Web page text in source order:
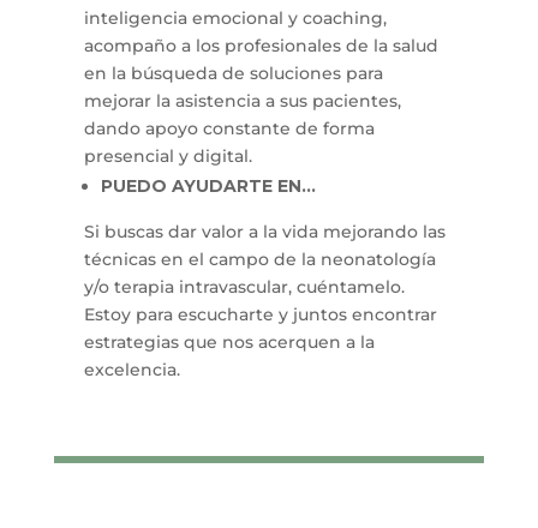
inteligencia emocional y coaching,
acompaño a los profesionales de la salud
en la búsqueda de soluciones para
mejorar la asistencia a sus pacientes,
dando apoyo constante de forma
presencial y digital.
PUEDO AYUDARTE EN...
Si buscas dar valor a la vida mejorando las
técnicas en el campo de la neonatología
y/o terapia intravascular, cuéntamelo.
Estoy para escucharte y juntos encontrar
estrategias que nos acerquen a la
excelencia.